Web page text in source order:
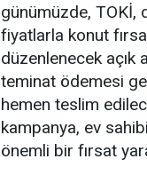
günümüzde, TOKİ,
fiyatlarla konut
düzenlenecek açık
teminat ödemesi
hemen teslim
kampanya, ev
önemli bir fırsat